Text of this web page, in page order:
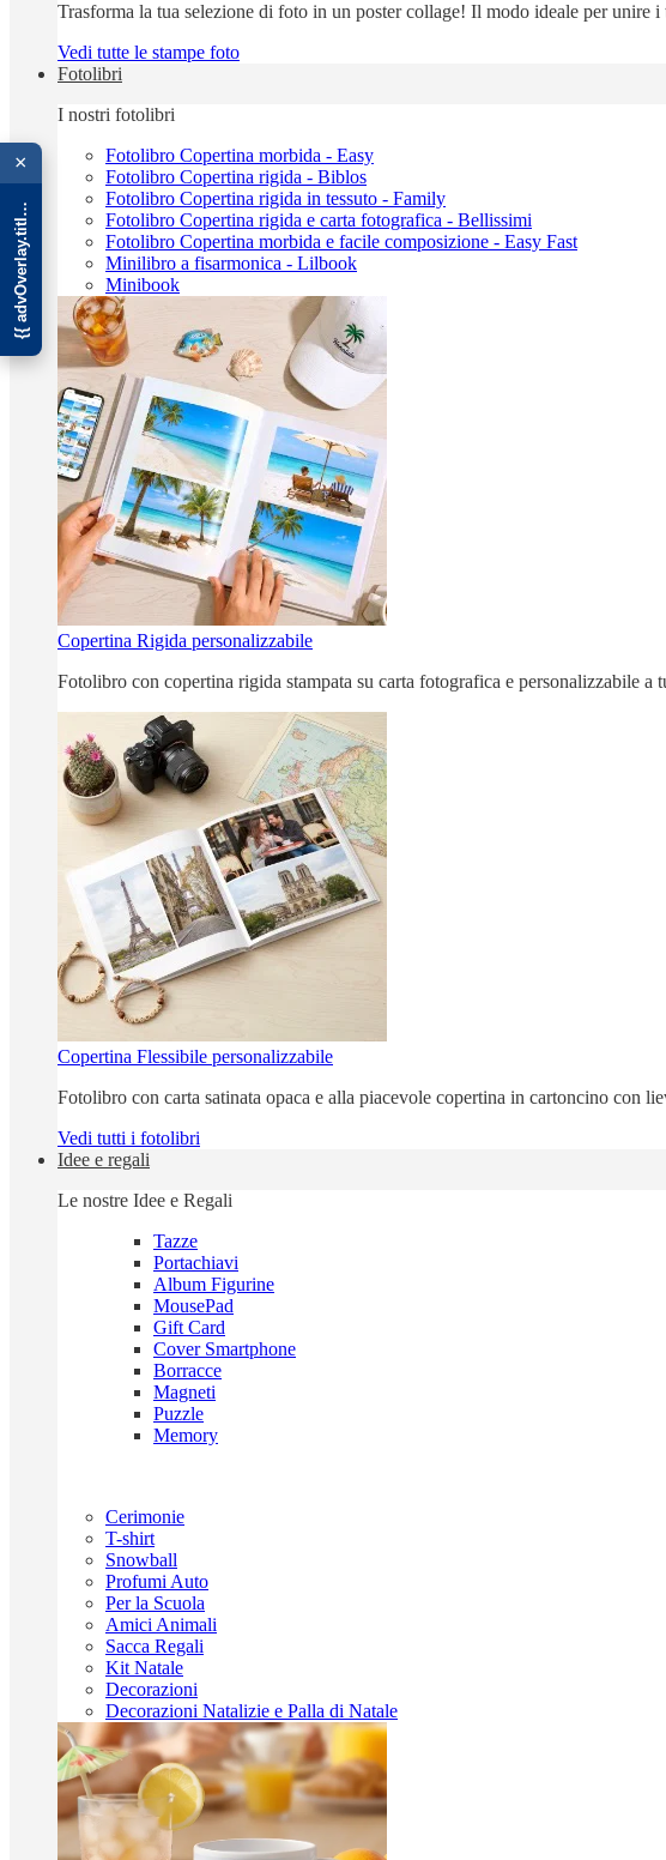
Trasforma la tua selezione di foto in un poster collage! Il modo ideale per
Vedi tutte le stampe foto
Fotolibri
I nostri fotolibri
Fotolibro Copertina morbida - Easy
Fotolibro Copertina rigida - Biblos
Fotolibro Copertina rigida in tessuto - Family
Fotolibro Copertina rigida e carta fotografica - Bellissimi
Fotolibro Copertina morbida e facile composizione - Easy Fast
Minilibro a fisarmonica - Lilbook
Minibook
Copertina Rigida personalizzabile
Fotolibro con copertina rigida stampata su carta fotografica e personalizzabile a
Copertina Flessibile personalizzabile
Fotolibro con carta satinata opaca e alla piacevole copertina in cartoncino con
Vedi tutti i fotolibri
Idee e regali
Le nostre Idee e Regali
Tazze
Portachiavi
Album Figurine
MousePad
Gift Card
Cover Smartphone
Borracce
Magneti
Puzzle
Memory
Cerimonie
T-shirt
Snowball
Profumi Auto
Per la Scuola
Amici Animali
Sacca Regali
Kit Natale
Decorazioni
Decorazioni Natalizie e Palla di Natale
×
{{ advOverlay.title || 'Promo' }}